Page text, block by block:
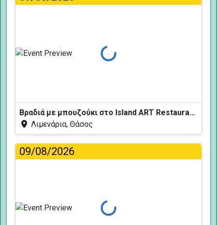
Φόρτωση...
Βραδιά με μπουζούκι στο Island ART Restaurant
Λιμενάρια, Θάσος
09/08/2026
Φόρτωση...